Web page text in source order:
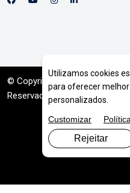
© Copyright 2026. DIVIA
Reservados
Utilizamos cookies
para oferecer
personalizados.
Customizar
Rejeitar